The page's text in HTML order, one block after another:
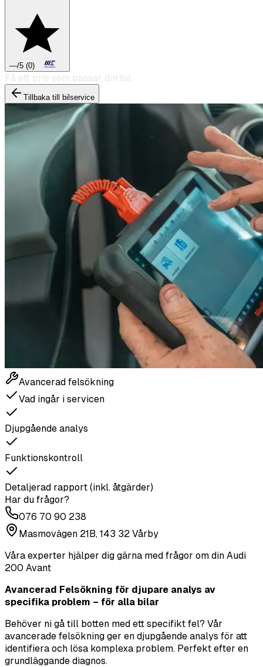
—/5 (0)
Boka däckbyte eller montering inför vintern.
Tillbaka till bilservice
Avancerad felsökning
Vad ingår i servicen
Djupgående analys
Funktionskontroll
Detaljerad rapport (inkl. åtgärder)
Har du frågor?
076 70 90 238
Masmovägen 21B, 143 32 Vårby
Våra experter hjälper dig gärna med frågor om din Audi
200 Avant
Avancerad Felsökning för djupare analys av
specifika problem – för alla bilar
Behöver ni gå till botten med ett specifikt fel? Vår
avancerade felsökning ger en djupgående analys för att
identifiera och lösa komplexa problem. Perfekt efter en
grundläggande diagnos.